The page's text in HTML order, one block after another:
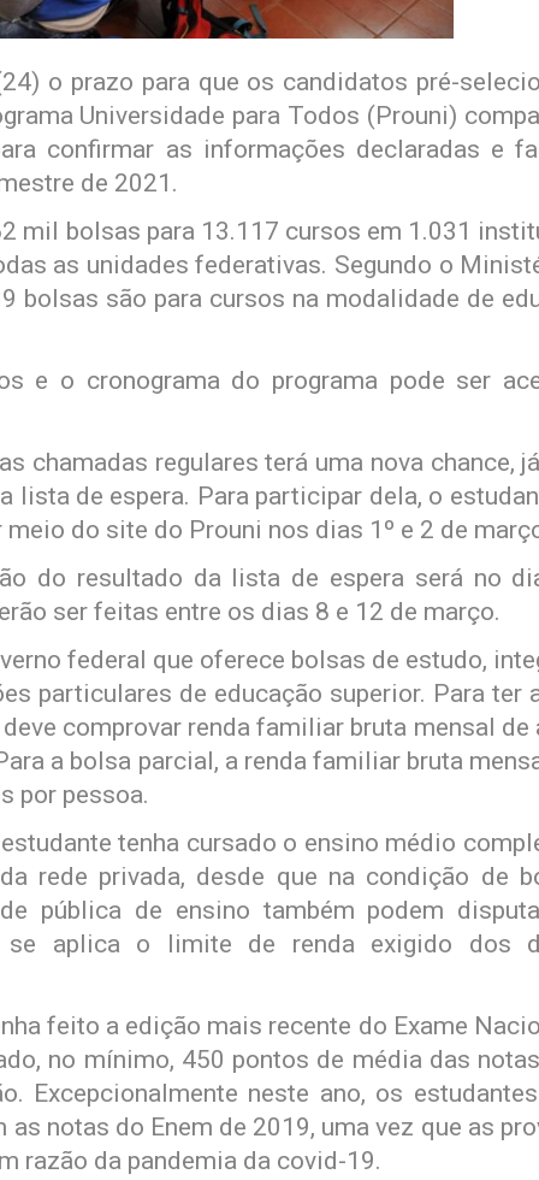
o prazo para que os candidatos pré-
Universidade para Todos (Prouni)
confirmar as informações declaradas e
de 2021.
mil bolsas para 13.117 cursos em 1.031
as unidades federativas. Segundo o
bolsas são para cursos na modalidade de
e o cronograma do programa pode ser
chamadas regulares terá uma nova chance,
lista de espera. Para participar dela, o
do site do Prouni nos dias 1º e 2 de
do resultado da lista de espera será no
ser feitas entre os dias 8 e 12 de março.
federal que oferece bolsas de estudo,
particulares de educação superior. Para ter
comprovar renda familiar bruta mensal de
a bolsa parcial, a renda familiar bruta
por pessoa.
tenha cursado o ensino médio
rede privada, desde que na condição de
pública de ensino também podem
se aplica o limite de renda exigido dos
feito a edição mais recente do Exame
no mínimo, 450 pontos de média das
Excepcionalmente neste ano, os
notas do Enem de 2019, uma vez que as
razão da pandemia da covid-19.